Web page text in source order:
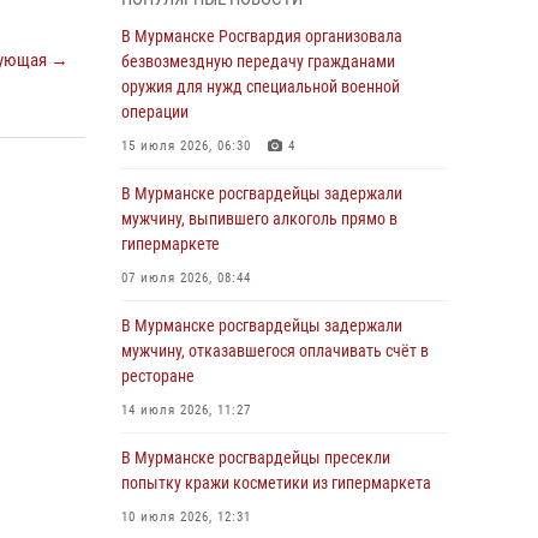
→
образования
03 августа 2026, 12:23 4
Сотрудники вневедомственной охраны
Росгвардии пресекли хулиганские действия
города Кандалакши
03 августа 2026, 09:12
членов избирательных комиссий в
31 июля 2026, 08:48
не оплатившего счет в ресторане
30 июля 2026, 14:09
В Мурманске Росгвардия организовала
безвозмездную передачу гражданами
оружия для нужд специальной военной
операции
15 июля 2026, 06:30 4
В Мурманске росгвардейцы задержали
мужчину, выпившего алкоголь прямо в
гипермаркете
07 июля 2026, 08:44
В Мурманске росгвардейцы задержали
мужчину, отказавшегося оплачивать счёт в
ресторане
14 июля 2026, 11:27
В Мурманске росгвардейцы пресекли
попытку кражи косметики из гипермаркета
10 июля 2026, 12:31